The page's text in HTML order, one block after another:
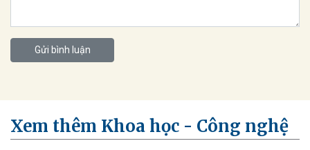
Gửi bình luận
Xem thêm Khoa học - Công nghệ